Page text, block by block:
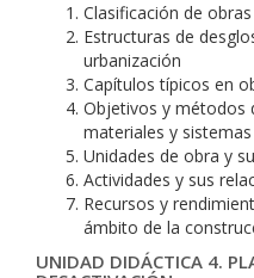
Clasificación de
Estructuras de
urbanización
Capítulos típicos en
Objetivos y métodos
materiales y
Unidades de obra y
Actividades y sus
Recursos y
ámbito de la
UNIDAD DIDÁCTICA 4.